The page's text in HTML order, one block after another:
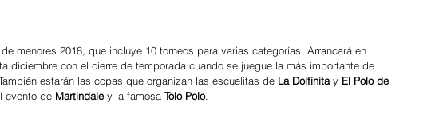
menores 2018, que incluye 10 torneos para varias categorías. Arrancará en
diciembre con el cierre de temporada cuando se juegue la más importante de
estarán las copas que organizan las escuelitas de La Dolfinita y El Polo de
evento de Martindale y la famosa Tolo Polo.